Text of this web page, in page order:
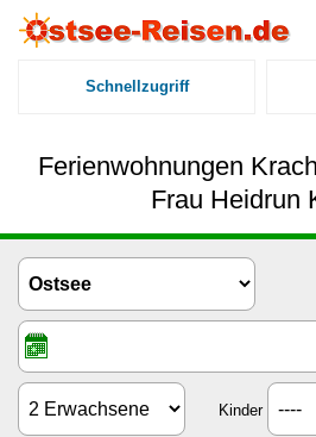
Schnellzugriff
Ferienwohnungen
Frau Heidrun
Kinder